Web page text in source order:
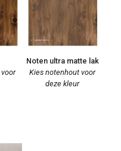
Noten ultra matte lak
Kies notenhout voor
deze kleur